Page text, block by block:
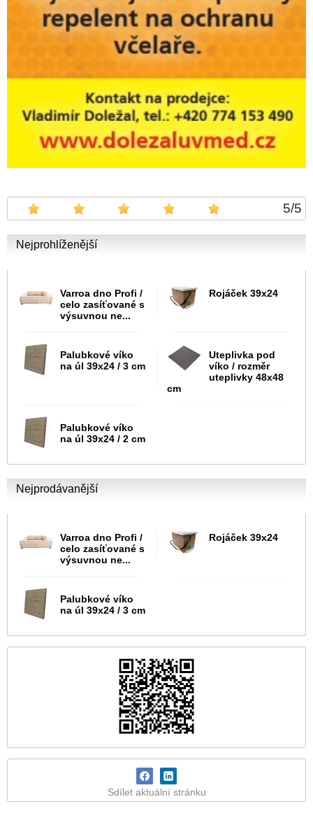
5/5
Nejprohlíženější
Varroa dno Profi /
celo zasíťované s
výsuvnou ne...
Rojáček 39x24
Palubkové víko
na úl 39x24 / 3 cm
Uteplivka pod
víko / rozměr
uteplivky 48x48
cm
Palubkové víko
na úl 39x24 / 2 cm
Nejprodávanější
Varroa dno Profi /
celo zasíťované s
výsuvnou ne...
Rojáček 39x24
Palubkové víko
na úl 39x24 / 3 cm
Sdílet aktuální stránku